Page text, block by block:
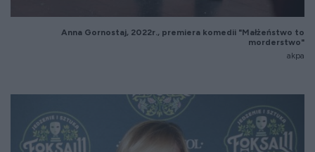
Anna Gornostaj, 2022r., premiera komedii "Małżeństwo to
morderstwo"
akpa